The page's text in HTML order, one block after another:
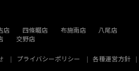
店 四條畷店 布施南店
八尾店
交野店
プライバシーポリシー 各種運営方針